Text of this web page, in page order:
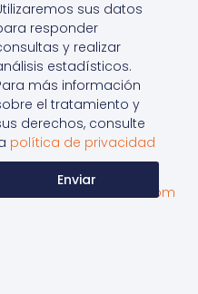
sus datos
responder
y realizar
estadísticos.
más información
el tratamiento y
derechos, consulte
política de privacidad
Enviar